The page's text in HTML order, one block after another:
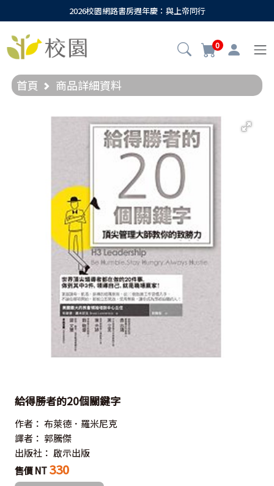
2026校園網路書房週年慶：與上帝同行
0
首頁 商品詳細資料
給得勝者的20個關鍵字
作者： 布萊德．羅米尼克
譯者： 郭騰傑
出版社： 啟示出版
售價 NT 330